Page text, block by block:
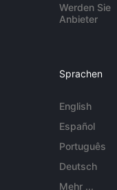
Werden Sie
Anbieter
Sprachen
English
Español
Português
Deutsch
Mehr ...